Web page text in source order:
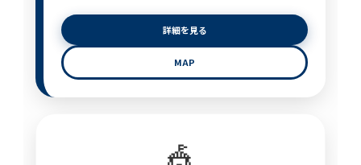
詳細を見る
MAP